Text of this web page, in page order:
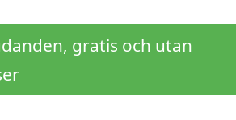
gratis och utan